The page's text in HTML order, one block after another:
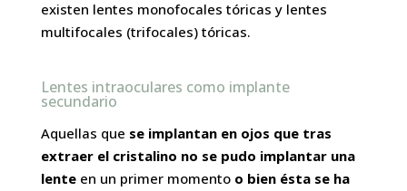
existen lentes monofocales tóricas y lentes
multifocales (trifocales) tóricas.
Lentes intraoculares como implante
secundario
Aquellas que se implantan en ojos que tras
extraer el cristalino no se pudo implantar una
lenteen un primer momento o bien ésta se ha